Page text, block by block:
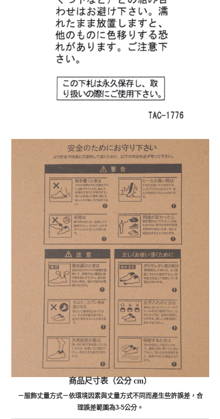
商品尺寸表（公分 cm）
－服飾丈量方式－依環境因素與丈量方式不同而產生些許誤差，合
理誤差範圍為3-5公分。